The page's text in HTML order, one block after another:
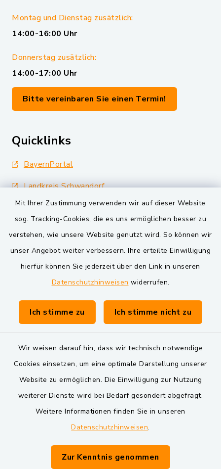
Mit Ihrer Zustimmung verwenden wir auf dieser Website
sog. Tracking-Cookies, die es uns ermöglichen besser zu
verstehen, wie unsere Website genutzt wird. So können wir
unser Angebot weiter verbessern. Ihre erteilte Einwilligung
hierfür können Sie jederzeit über den Link in unseren
Datenschutzhinweisen widerrufen.
Ich stimme zu Ich stimme nicht zu
Wir weisen darauf hin, dass wir technisch notwendige
Cookies einsetzen, um eine optimale Darstellung unserer
Website zu ermöglichen. Die Einwilligung zur Nutzung
weiterer Dienste wird bei Bedarf gesondert abgefragt.
Weitere Informationen finden Sie in unseren
Datenschutzhinweisen.
Zur Kenntnis genommen
Montag und Dienstag zusätzlich:
14:00-16:00 Uhr
Donnerstag zusätzlich:
14:00-17:00 Uhr
Bitte vereinbaren Sie einen Termin!
Quicklinks
BayernPortal
Landkreis Schwandorf
Oberpfälzer Wald
VG und Gemeinden
Gemeinde Schwarzach bei Nabburg
Verwaltungsgemeinschaft Schwarzenfeld
Kontakt
Barrierefreiheit
Impressum